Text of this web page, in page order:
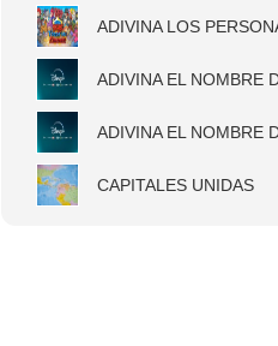
ADIVINA LOS
ADIVINA EL NOMBRE
ADIVINA EL NOMBRE
CAPITALES UNIDAS